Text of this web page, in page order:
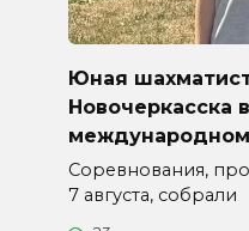
Юная
Новочеркасска
Соревнования,
7 августа, собрали